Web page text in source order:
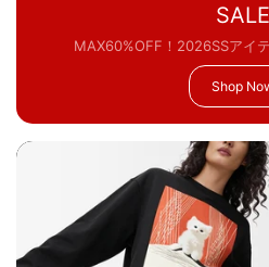
SALE
MAX60%OFF！2026SSアイ
Shop